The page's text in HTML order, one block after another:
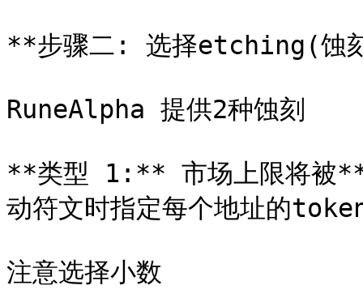
**步骤二: 选择etching(蚀
RuneAlpha 提供2种蚀刻
**类型 1:** 市场上限将被
动符文时指定每个地址的
注意选择小数